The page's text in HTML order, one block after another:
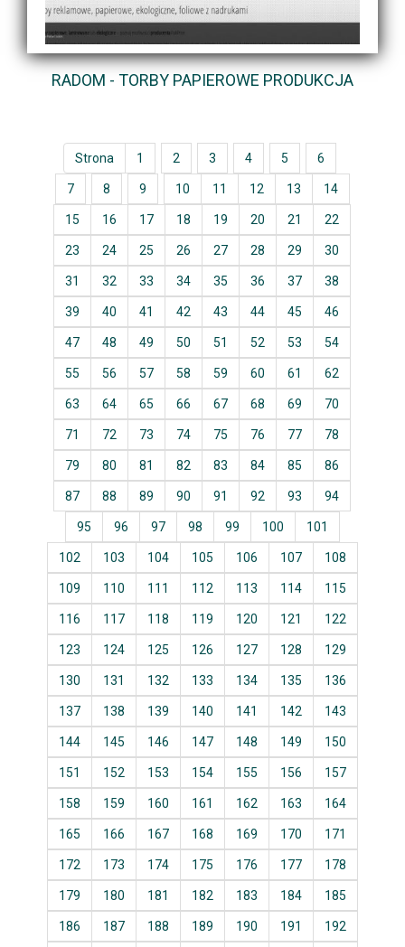
RADOM - TORBY PAPIEROWE PRODUKCJA
Strona 1 2 3 4 5 6
7 8 9 10 11 12 13 14
15 16 17 18 19 20 21 22
23 24 25 26 27 28 29 30
31 32 33 34 35 36 37 38
39 40 41 42 43 44 45 46
47 48 49 50 51 52 53 54
55 56 57 58 59 60 61 62
63 64 65 66 67 68 69 70
71 72 73 74 75 76 77 78
79 80 81 82 83 84 85 86
87 88 89 90 91 92 93 94
95 96 97 98 99 100 101
102 103 104 105 106 107 108
109 110 111 112 113 114 115
116 117 118 119 120 121 122
123 124 125 126 127 128 129
130 131 132 133 134 135 136
137 138 139 140 141 142 143
144 145 146 147 148 149 150
151 152 153 154 155 156 157
158 159 160 161 162 163 164
165 166 167 168 169 170 171
172 173 174 175 176 177 178
179 180 181 182 183 184 185
186 187 188 189 190 191 192